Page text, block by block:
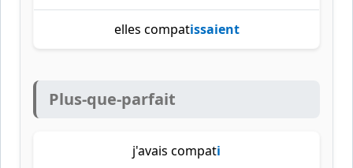
elles compatissaient
Plus-que-parfait
j'avais compati